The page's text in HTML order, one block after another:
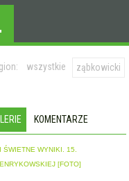
wszystkie ząbkowicki
KOMENTARZE
WYNIKI. 15.
[FOTO]